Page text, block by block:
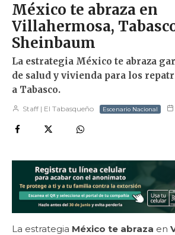
México te abraza en
Villahermosa,
Sheinbaum
La estrategia México te abraza
de salud y vivienda para los
a Tabasco.
Staff | El Tabasqueño Escenario Nacional
La estrategia México te abraza en